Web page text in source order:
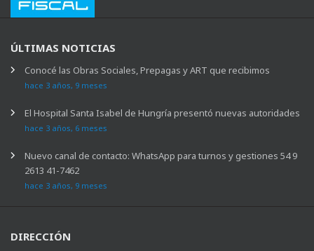
ÚLTIMAS NOTICIAS
Conocé las Obras Sociales, Prepagas y ART que recibimos
hace 3 años, 9 meses
El Hospital Santa Isabel de Hungría presentó nuevas autoridades
hace 3 años, 6 meses
Nuevo canal de contacto: WhatsApp para turnos y gestiones 54 9
2613 41-7462
hace 3 años, 9 meses
DIRECCIÓN